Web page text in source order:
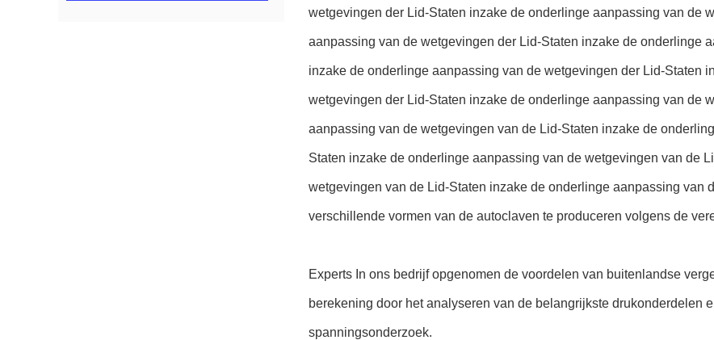
wetgevingen der Lid-Staten inzake de onderlinge aanpassing van de
aanpassing van de wetgevingen der Lid-Staten inzake de onderlinge
inzake de onderlinge aanpassing van de wetgevingen der Lid-Staten
wetgevingen der Lid-Staten inzake de onderlinge aanpassing van de
aanpassing van de wetgevingen van de Lid-Staten inzake de
Staten inzake de onderlinge aanpassing van de wetgevingen van de
wetgevingen van de Lid-Staten inzake de onderlinge aanpassing van
verschillende vormen van de autoclaven te produceren volgens de
Experts In ons bedrijf opgenomen de voordelen van buitenlandse
berekening door het analyseren van de belangrijkste drukonderdelen
spanningsonderzoek.